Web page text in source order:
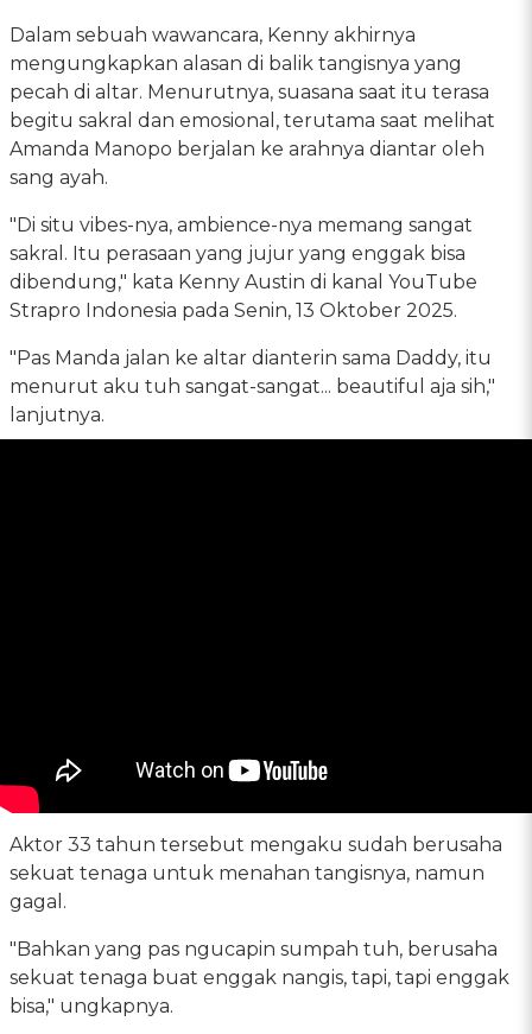
Dalam sebuah wawancara, Kenny akhirnya
mengungkapkan alasan di balik tangisnya yang
pecah di altar. Menurutnya, suasana saat itu terasa
begitu sakral dan emosional, terutama saat melihat
Amanda Manopo berjalan ke arahnya diantar oleh
sang ayah.
"Di situ vibes-nya, ambience-nya memang sangat
sakral. Itu perasaan yang jujur yang enggak bisa
dibendung," kata Kenny Austin di kanal YouTube
Strapro Indonesia pada Senin, 13 Oktober 2025.
"Pas Manda jalan ke altar dianterin sama Daddy, itu
menurut aku tuh sangat-sangat... beautiful aja sih,"
lanjutnya.
Aktor 33 tahun tersebut mengaku sudah berusaha
sekuat tenaga untuk menahan tangisnya, namun
gagal.
"Bahkan yang pas ngucapin sumpah tuh, berusaha
sekuat tenaga buat enggak nangis, tapi, tapi enggak
bisa," ungkapnya.